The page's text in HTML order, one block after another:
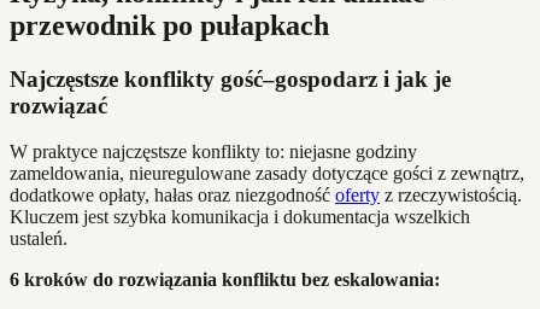
przewodnik po pułapkach
Najczęstsze konflikty gość–gospodarz i jak je
rozwiązać
W praktyce najczęstsze konflikty to: niejasne godziny
zameldowania, nieuregulowane zasady dotyczące gości z zewnątrz,
dodatkowe opłaty, hałas oraz niezgodność oferty z rzeczywistością.
Kluczem jest szybka komunikacja i dokumentacja wszelkich
ustaleń.
6 kroków do rozwiązania konfliktu bez eskalowania: